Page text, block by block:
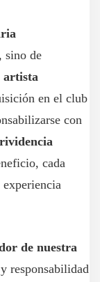
sino de
artista
en el club
con
cada
de nuestra
responsabilidad